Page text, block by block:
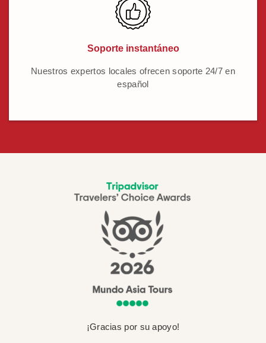
Soporte instantáneo
Nuestros expertos locales ofrecen soporte 24/7 en
español
¡Gracias por su apoyo!